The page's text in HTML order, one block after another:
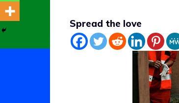
Spread the love